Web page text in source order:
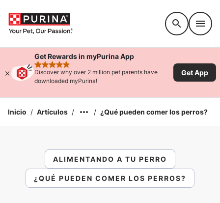
Get Rewards in myPurina App
rated 4.9 stars
Discover why over 2 million pet parents have
downloaded myPurina!
Get App
Inicio / Artículos / / ¿Qué pueden comer los perros?
ALIMENTANDO A TU PERRO
¿QUÉ PUEDEN COMER LOS PERROS?